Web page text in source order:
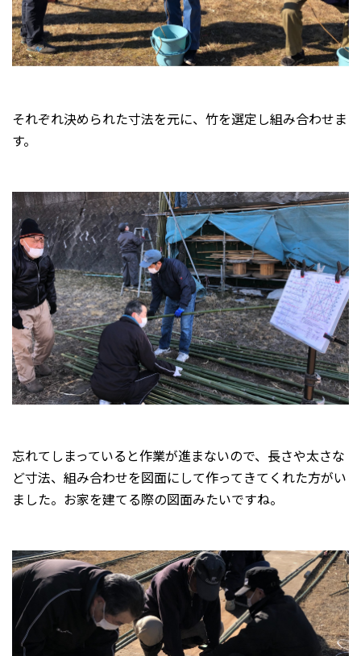
それぞれ決められた寸法を元に、竹を選定し組み合わせま
す。
忘れてしまっていると作業が進まないので、長さや太さな
ど寸法、組み合わせを図面にして作ってきてくれた方がい
ました。お家を建てる際の図面みたいですね。